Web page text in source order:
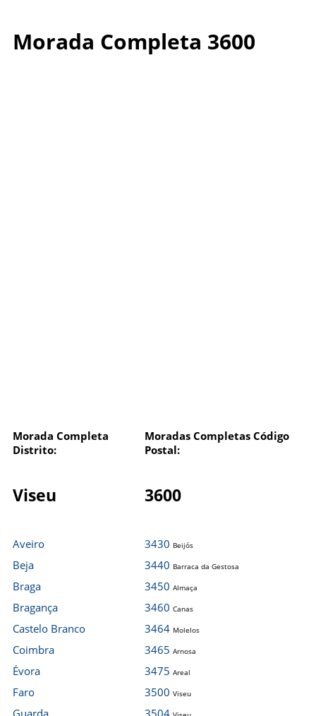
Morada Completa 3600
Morada Completa
Distrito:
Moradas Completas Código
Postal:
Viseu 3600
Aveiro
Beja
Braga
Bragança
Castelo Branco
Coimbra
Évora
Faro
Guarda
3430 Beijós
3440 Barraca da Gestosa
3450 Almaça
3460 Canas
3464 Molelos
3465 Arnosa
3475 Areal
3500 Viseu
3504